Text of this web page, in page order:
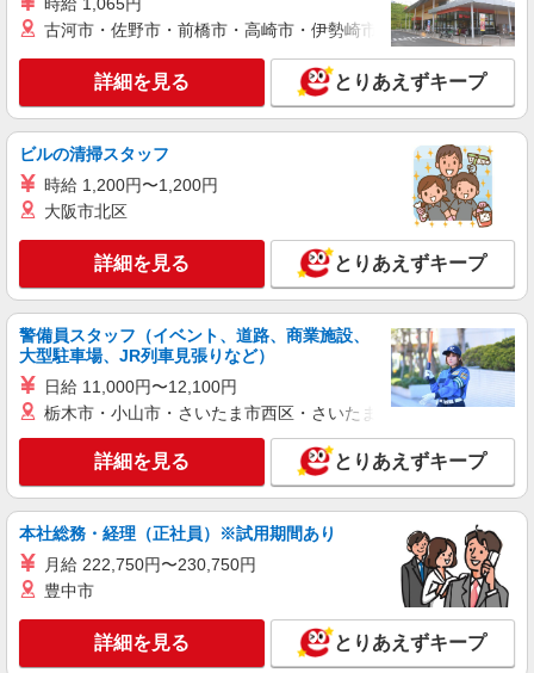
株式会社kotrio /●SD-H-1975119
仙台市太白区｜看護師さんのサポートスタッフ
募集♪医療行為なし
時給1350円〜2062円 ＜日払い有/週払い有/交
通費全支給(ガソリン代含む)＞
太白区内 【履歴書不要で即勤務♪】
キープ 詳細を見る
派遣社員
株式会社kotrio /●SD-H-1701654
太白区＊看護助手(資格経験不問)募集♪食事配
膳などの補助業務
時給1450円〜2062円 ＜日払い有/週払い有/交
通費全支給(ガソリン代含む)＞
太白区内 【履歴書不要で即勤務♪】
キープ 詳細を見る
株式会社kotrio /●SD-H-1868272
仙台市太白区＊綺麗な病院で看護助手デビュー
時給1450円〜2062円 ＜日払い有/週払い有/交
通費全支給(ガソリン代含む)＞
仙台市太白区 最寄り駅：長町
古河市・佐野市・前橋市・高崎市・伊勢崎市・太田市・館林市
詳細を見る とりあえずキープ
ビルの清掃スタッフ
時給 1,200円〜1,200円
大阪市北区
詳細を見る とりあえずキープ
警備員スタッフ（イベント、道路、商業施設、
大型駐車場、JR列車見張りなど）
日給 11,000円〜12,100円
栃木市・小山市・さいたま市西区・さいたま市岩槻区・久喜市・
詳細を見る とりあえずキープ
本社総務・経理（正社員）※試用期間あり
月給 222,750円〜230,750円
豊中市
詳細を見る とりあえずキープ